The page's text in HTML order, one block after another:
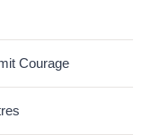
Courage